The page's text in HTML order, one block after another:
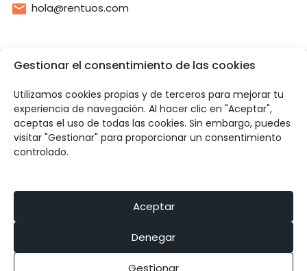
hola@rentuos.com
Política de privacidad
Política de cookies
Modificar consentimiento de cookies
Gestionar el consentimiento de las cookies
Utilizamos cookies propias y de terceros para mejorar tu
experiencia de navegación. Al hacer clic en "Aceptar",
aceptas el uso de todas las cookies. Sin embargo, puedes
visitar "Gestionar" para proporcionar un consentimiento
controlado.
Aceptar
Denegar
Gestionar